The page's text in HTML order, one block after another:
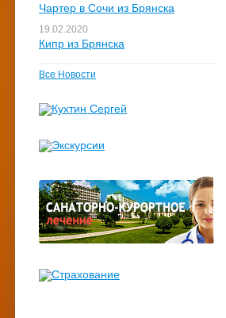
Чартер в Сочи из Брянска
19.02.2020
Кипр из Брянска
Все Новости